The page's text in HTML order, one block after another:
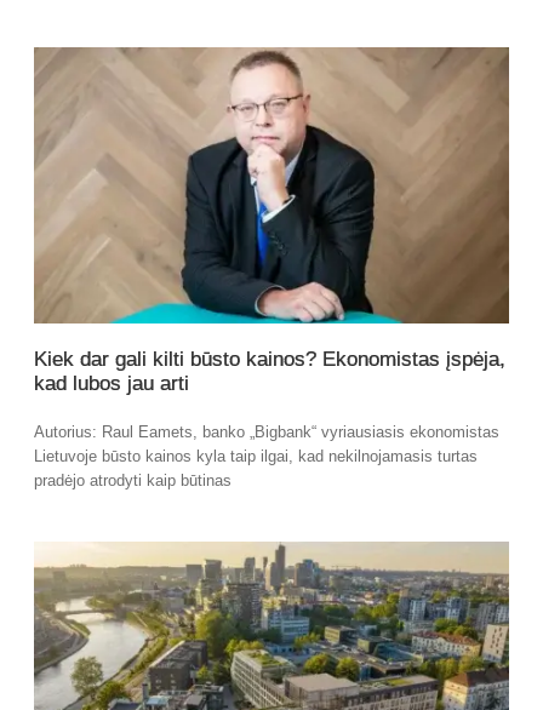
Kiek dar gali kilti būsto kainos? Ekonomistas įspėja,
kad lubos jau arti
Autorius: Raul Eamets, banko „Bigbank“ vyriausiasis ekonomistas
Lietuvoje būsto kainos kyla taip ilgai, kad nekilnojamasis turtas
pradėjo atrodyti kaip būtinas